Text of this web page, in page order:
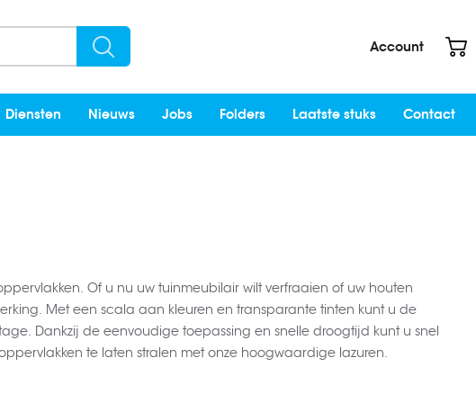
Account
Search
Diensten Nieuws Jobs Folders Laatste stuks Contact
Of u nu uw tuinmeubilair wilt verfraaien of uw houten
Met een scala aan kleuren en transparante tinten kunt u de
Dankzij de eenvoudige toepassing en snelle droogtijd kunt u snel
te laten stralen met onze hoogwaardige lazuren.